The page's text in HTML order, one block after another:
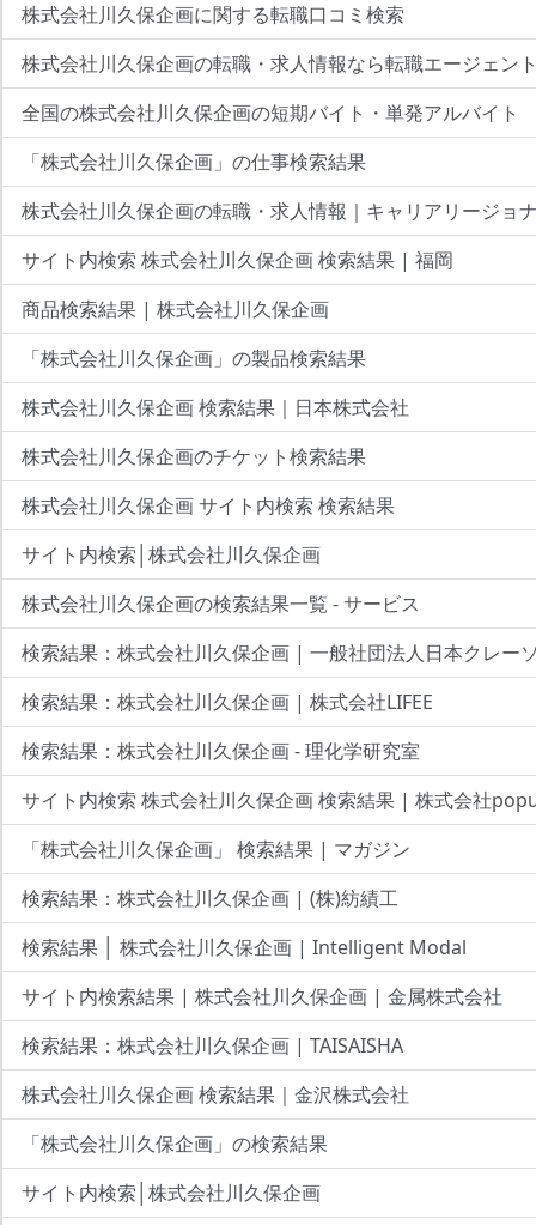
株式会社川久保企画に関する転職口コミ検索
株式会社川久保企画の転職・求人情報なら転職エージェン
全国の株式会社川久保企画の短期バイト・単発アルバイト
「株式会社川久保企画」の仕事検索結果
株式会社川久保企画の転職・求人情報｜キャリアリージョ
サイト内検索 株式会社川久保企画 検索結果 | 福岡
商品検索結果 | 株式会社川久保企画
「株式会社川久保企画」の製品検索結果
株式会社川久保企画 検索結果｜日本株式会社
株式会社川久保企画のチケット検索結果
株式会社川久保企画 サイト内検索 検索結果
サイト内検索│株式会社川久保企画
株式会社川久保企画の検索結果一覧 - サービス
検索結果：株式会社川久保企画 | 一般社団法人日本クレー
検索結果：株式会社川久保企画 | 株式会社LIFEE
検索結果：株式会社川久保企画 - 理化学研究室
サイト内検索 株式会社川久保企画 検索結果 | 株式会社
「株式会社川久保企画」 検索結果 | マガジン
検索結果：株式会社川久保企画 | (株)紡績工
検索結果 │ 株式会社川久保企画 | Intelligent Modal
サイト内検索結果 | 株式会社川久保企画 | 金属株式会社
検索結果：株式会社川久保企画 | TAISAISHA
株式会社川久保企画 検索結果｜金沢株式会社
「株式会社川久保企画」の検索結果
サイト内検索│株式会社川久保企画